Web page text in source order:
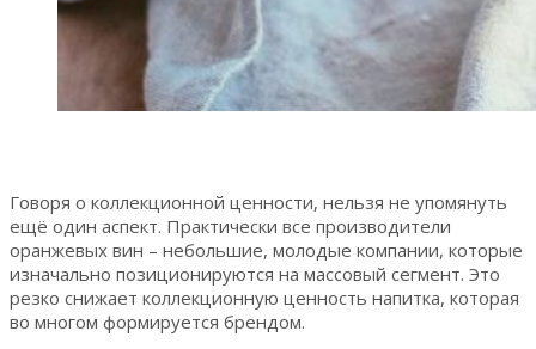
Говоря о коллекционной ценности, нельзя не упомянуть
ещё один аспект. Практически все производители
оранжевых вин – небольшие, молодые компании, которые
изначально позиционируются на массовый сегмент. Это
резко снижает коллекционную ценность напитка, которая
во многом формируется брендом.